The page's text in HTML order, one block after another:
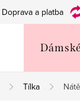
Doprava a platba
Tílka